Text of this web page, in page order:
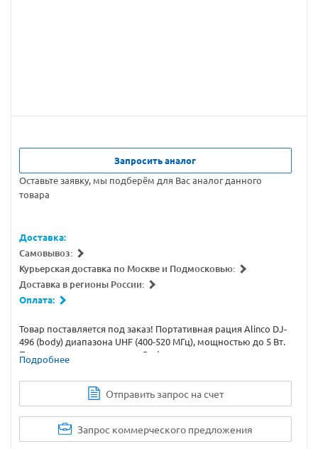
Запросить аналог
Оставьте заявку, мы подберём для Вас аналог данного
товара
Доставка:
Самовывоз:
Курьерская доставка по Москве и Подмосковью:
Доставка в регионы России:
Оплата:
Товар поставляется под заказ! Портативная рация Alinco DJ-
496 (body) диапазона UHF (400-520 МГц), мощностью до 5 Вт.
Продается в комплектации Body - рация, антенна, упаковка.
Кодирование CTCSS/DCS, сканирование и мониторинг
каналов, шумоподавление, VOX, TOT, габариты 124x46x40
Подробнее
Отправить запрос на счет
Запрос коммерческого предложения